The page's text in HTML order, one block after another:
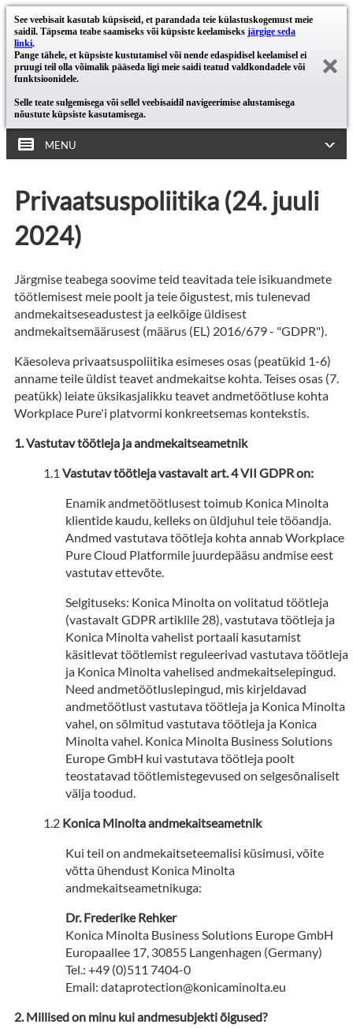
See veebisait kasutab küpsiseid, et parandada teie külastuskogemust meie
saidil. Täpsema teabe saamiseks või küpsiste keelamiseks järgige seda
linki.
Pange tähele, et küpsiste kustutamisel või nende edaspidisel keelamisel ei
pruugi teil olla võimalik pääseda ligi meie saidi teatud valdkondadele või
funktsioonidele.
Selle teate sulgemisega või sellel veebisaidil navigeerimise alustamisega
nõustute küpsiste kasutamisega.
MENU
Privaatsuspoliitika (24. juuli
2024)
Järgmise teabega soovime teid teavitada teie isikuandmete
töötlemisest meie poolt ja teie õigustest, mis tulenevad
andmekaitseseadustest ja eelkõige üldisest
andmekaitsemäärusest (määrus (EL) 2016/679 - "GDPR").
Käesoleva privaatsuspoliitika esimeses osas (peatükid 1-6)
anname teile üldist teavet andmekaitse kohta. Teises osas (7.
peatükk) leiate üksikasjalikku teavet andmetöötluse kohta
Workplace Pure'i platvormi konkreetsemas kontekstis.
Vastutav töötleja ja andmekaitseametnik
Vastutav töötleja vastavalt art. 4 VII GDPR on:
Enamik andmetöötlusest toimub Konica Minolta
klientide kaudu, kelleks on üldjuhul teie tööandja.
Andmed vastutava töötleja kohta annab Workplace
Pure Cloud Platformile juurdepääsu andmise eest
vastutav ettevõte.
Selgituseks: Konica Minolta on volitatud töötleja
(vastavalt GDPR artiklile 28), vastutava töötleja ja
Konica Minolta vahelist portaali kasutamist
käsitlevat töötlemist reguleerivad vastutava töötleja
ja Konica Minolta vahelised andmekaitselepingud.
Need andmetöötluslepingud, mis kirjeldavad
andmetöötlust vastutava töötleja ja Konica Minolta
vahel, on sõlmitud vastutava töötleja ja Konica
Minolta vahel. Konica Minolta Business Solutions
Europe GmbH kui vastutava töötleja poolt
teostatavad töötlemistegevused on selgesõnaliselt
välja toodud.
Konica Minolta andmekaitseametnik
Kui teil on andmekaitseteemalisi küsimusi, võite
võtta ühendust Konica Minolta
andmekaitseametnikuga:
Dr. Frederike Rehker
Konica Minolta Business Solutions Europe GmbH
Europaallee 17, 30855 Langenhagen (Germany)
Tel.: +49 (0)511 7404-0
Email: dataprotection@konicaminolta.eu
Millised on minu kui andmesubjekti õigused?